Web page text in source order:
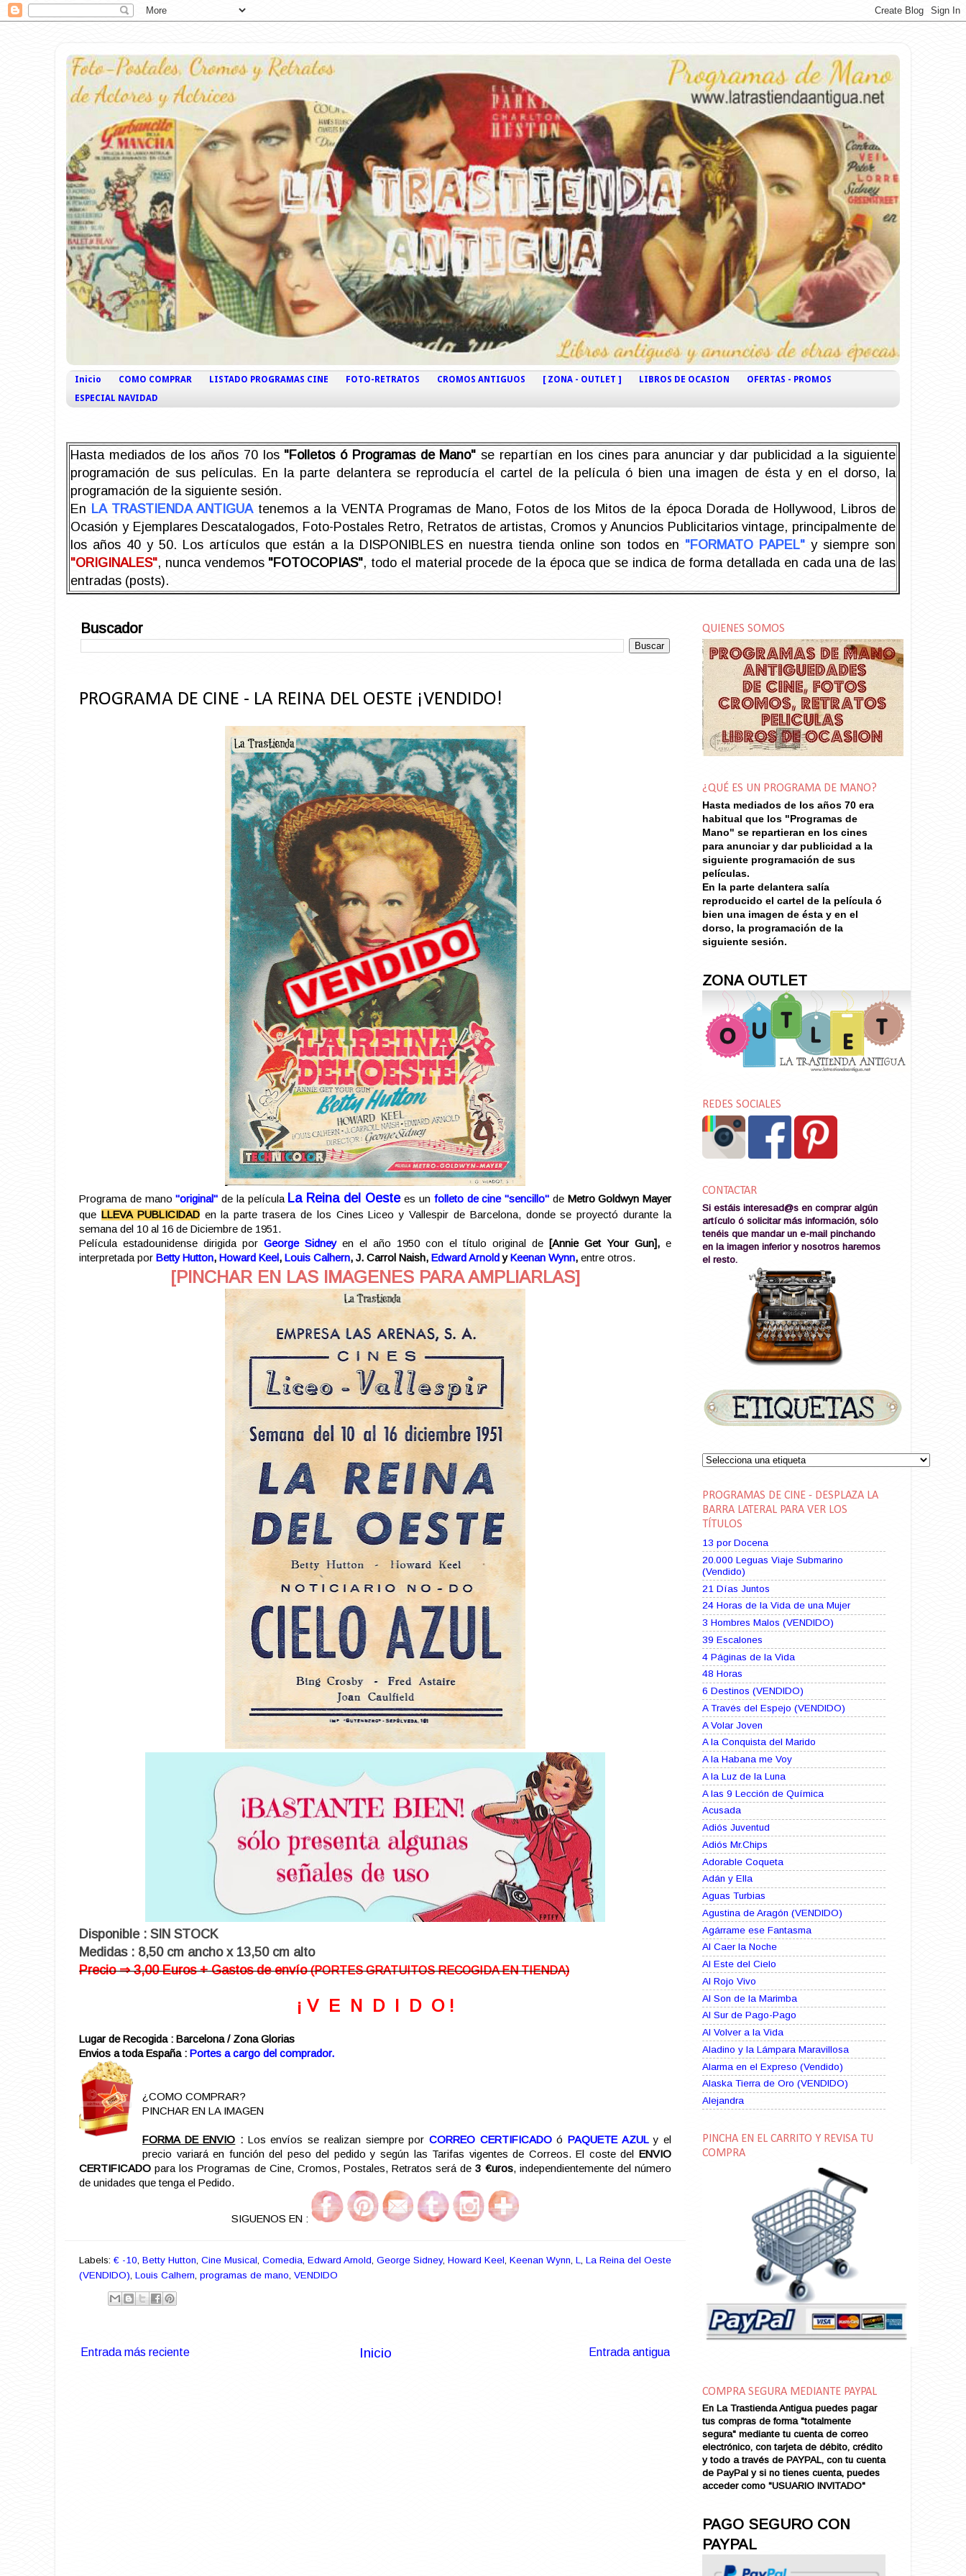
Inicio COMO COMPRAR LISTADO PROGRAMAS CINE FOTO-RETRATOS CROMOS ANTIGUOS [ ZONA - OUTLET ] LIBROS DE OCASION
OFERTAS - PROMOS
ESPECIAL NAVIDAD
Hasta mediados de los años 70 los "Folletos ó Programas de Mano" se repartían en los cines para anunciar y dar publicidad a la siguiente
programación de sus películas. En la parte delantera se reproducía el cartel de la película ó bien una imagen de ésta y en el dorso, la
programación de la siguiente sesión.
En LA TRASTIENDA ANTIGUAtenemos a la VENTA Programas de Mano, Fotos de los Mitos de la época Dorada de Hollywood, Libros de
Ocasión y Ejemplares Descatalogados, Foto-Postales Retro, Retratos de artistas, Cromos y Anuncios Publicitarios vintage, principalmente de
los años 40 y 50. Los artículos que están a la DISPONIBLES en nuestra tienda online son todos en "FORMATO PAPEL" y siempre son
"ORIGINALES", nunca vendemos "FOTOCOPIAS", todo el material procede de la época que se indica de forma detallada en cada una de las
entradas (posts).
Buscador
PROGRAMA DE CINE - LA REINA DEL OESTE ¡VENDIDO!
Programa de mano"original" de la película La Reina del Oeste es un folleto de cine "sencillo" de Metro Goldwyn Mayer
que LLEVA PUBLICIDADen la parte trasera de los Cines Liceo y Vallespir de Barcelona, donde se proyectó durante la
semana del 10 al 16 de Diciembre de 1951.
Película estadounidense dirigida por George Sidneyen el año 1950 con el título original de [Annie Get Your Gun], e
interpretada por Betty Hutton, Howard Keel, Louis Calhern, J. Carrol Naish, Edward Arnold yKeenan Wynn, entre otros.
[PINCHAR EN LAS IMAGENES PARA AMPLIARLAS]
Disponible : SIN STOCK
Medidas : 8,50 cm ancho x 13,50 cm alto
Precio ⇒ 3,00 Euros + Gastos de envío(PORTES GRATUITOS RECOGIDA EN TIENDA)
¡ V E N D I D O !
Lugar de Recogida : Barcelona / Zona Glorias
Envios a toda España : Portes a cargo del comprador.
¿COMO COMPRAR?
PINCHAR EN LA IMAGEN
FORMA DE ENVIO : Los envíos se realizan siempre por CORREO CERTIFICADOó PAQUETE AZULy el
precio variará en función del peso del pedido y según las Tarifas vigentes de Correos. El coste del ENVIO
CERTIFICADO para los Programas de Cine, Cromos, Postales, Retratos será de 3 €uros, independientemente del número
de unidades que tenga el Pedido.
SIGUENOS EN :
Labels: € -10 Betty Hutton Cine Musical Comedia Edward Arnold George Sidney, Howard Keel Keenan Wynn L
La Reina del Oeste
(VENDIDO) Louis Calhern programas de mano VENDIDO
Entrada más reciente Entrada antigua
Inicio
QUIENES SOMOS
¿QUÉ ES UN PROGRAMA DE MANO?
Hasta mediados de los años 70 era
habitual que los "Programas de
Mano" se repartieran en los cines
para anunciar y dar publicidad a la
siguiente programación de sus
películas.
En la parte delantera salía
reproducido el cartel de la película ó
bien una imagen de ésta y en el
dorso, la programación de la
siguiente sesión.
ZONA OUTLET
REDES SOCIALES
CONTACTAR
Si estáis interesad@s en comprar algún
artículo ó solicitar más información, sólo
tenéis que mandar un e-mail pinchando
en la imagen inferior y nosotros haremos
el resto.
PROGRAMAS DE CINE - DESPLAZA LA
BARRA LATERAL PARA VER LOS
TÍTULOS
13 por Docena
20.000 Leguas Viaje Submarino
(Vendido)
21 Días Juntos
24 Horas de la Vida de una Mujer
3 Hombres Malos (VENDIDO)
39 Escalones
4 Páginas de la Vida
48 Horas
6 Destinos (VENDIDO)
A Través del Espejo (VENDIDO)
A Volar Joven
A la Conquista del Marido
A la Habana me Voy
A la Luz de la Luna
A las 9 Lección de Química
Acusada
Adiós Juventud
Adiós Mr.Chips
Adorable Coqueta
Adán y Ella
Aguas Turbias
Agustina de Aragón (VENDIDO)
Agárrame ese Fantasma
Al Caer la Noche
Al Este del Cielo
Al Rojo Vivo
Al Son de la Marimba
Al Sur de Pago-Pago
Al Volver a la Vida
Aladino y la Lámpara Maravillosa
Alarma en el Expreso (Vendido)
Alaska Tierra de Oro (VENDIDO)
Alejandra
Alma Zíngara
Alma en Suplicio (VENDIDO)
Amame esta Noche (VENDIDO)
Amanda La Paciente Peligrosa
Amarga Victoria
Amor a Medianoche
Amor en Conserva (VENDIDO)
Amor que Mata
Amor sin Refugio
Ana Karenina
Ana de Brooklyn
Ana y El Rey de Siam
Anatomía de un Asesinato
Andrés Harvey Millonario (VENDIDO)
Andrés Harvey Tenorio
Ansia de Amor (VENDIDO)
Aníbal
PINCHA EN EL CARRITO Y REVISA TU
COMPRA
COMPRA SEGURA MEDIANTE PAYPAL
En La Trastienda Antigua puedes pagar
tus compras de forma "totalmente
segura" mediante tu cuenta de correo
electrónico, con tarjeta de débito, crédito
y todo a través de PAYPAL, con tu cuenta
de PayPal y si no tienes cuenta, puedes
acceder como "USUARIO INVITADO"
PAGO SEGURO CON
PAYPAL